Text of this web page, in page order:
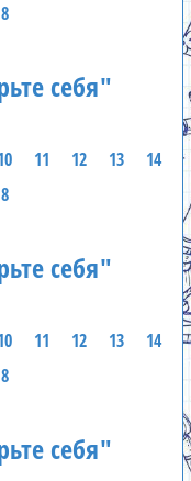
себя"
11 12 13
14
себя"
11 12 13
14
себя"